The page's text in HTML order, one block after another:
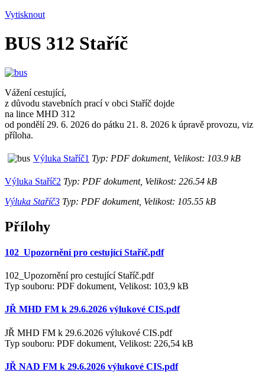
Vytisknout
BUS 312 Staříč
Vážení cestující,
z důvodu stavebních prací v obci Staříč dojde
na lince MHD 312
od pondělí 29. 6. 2026 do pátku 21. 8. 2026 k úpravě provozu, viz
příloha.
Výluka Staříč1 Typ: PDF dokument, Velikost: 103.9 kB
Výluka Staříč2 Typ: PDF dokument, Velikost: 226.54 kB
Výluka Staříč3 Typ: PDF dokument, Velikost: 105.55 kB
Přílohy
102_Upozornění pro cestující Staříč.pdf
102_Upozornění pro cestující Staříč.pdf
Typ souboru: PDF dokument, Velikost: 103,9 kB
JŘ MHD FM k 29.6.2026 výlukové CIS.pdf
JŘ MHD FM k 29.6.2026 výlukové CIS.pdf
Typ souboru: PDF dokument, Velikost: 226,54 kB
JŘ NAD FM k 29.6.2026 výlukové CIS.pdf